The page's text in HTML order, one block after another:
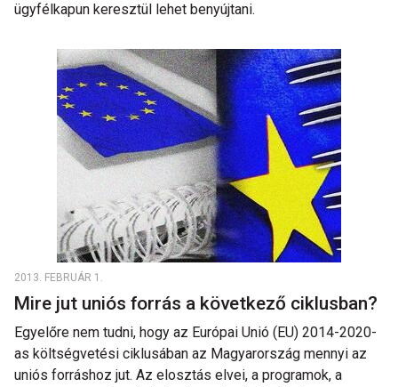
ügyfélkapun keresztül lehet benyújtani.
2013. FEBRUÁR 1.
Mire jut uniós forrás a következő ciklusban?
Egyelőre nem tudni, hogy az Európai Unió (EU) 2014-2020-
as költségvetési ciklusában az Magyarország mennyi az
uniós forráshoz jut. Az elosztás elvei, a programok, a